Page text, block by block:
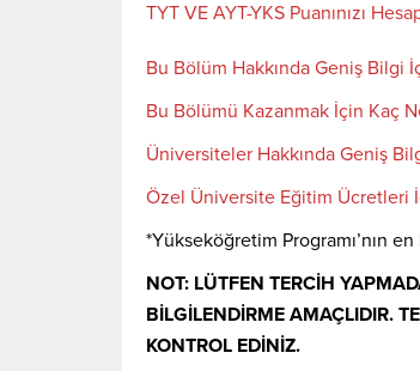
TYT VE AYT-YKS Puanınızı
Bu Bölüm Hakkında Geniş Bilgi
Bu Bölümü Kazanmak İçin Kaç
Üniversiteler Hakkında Geniş
Özel Üniversite Eğitim Ücretleri
*Yükseköğretim Programı’nın en
NOT: LÜTFEN TERCİH
BİLGİLENDİRME AMAÇLIDIR.
KONTROL EDİNİZ.